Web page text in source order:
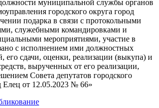
муниципальной службы органов
городского округа город
подарка в связи с протокольными
служебными командировками и
мероприятиями, участие в
с исполнением ими должностных
его сдачи, оценки, реализации (выкупа) и
вырученных от его реализации,
Совета депутатов городского
Елец от 12.05.2023 № 66»